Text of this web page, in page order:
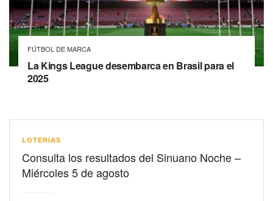
FÚTBOL DE MARCA
La Kings League desembarca en Brasil para el
2025
LOTERIAS
Consulta los resultados del Sinuano Noche –
Miércoles 5 de agosto